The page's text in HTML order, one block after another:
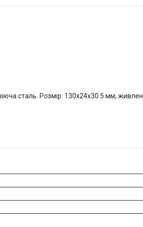
сталь. Розмір: 130x24x30.5 мм,